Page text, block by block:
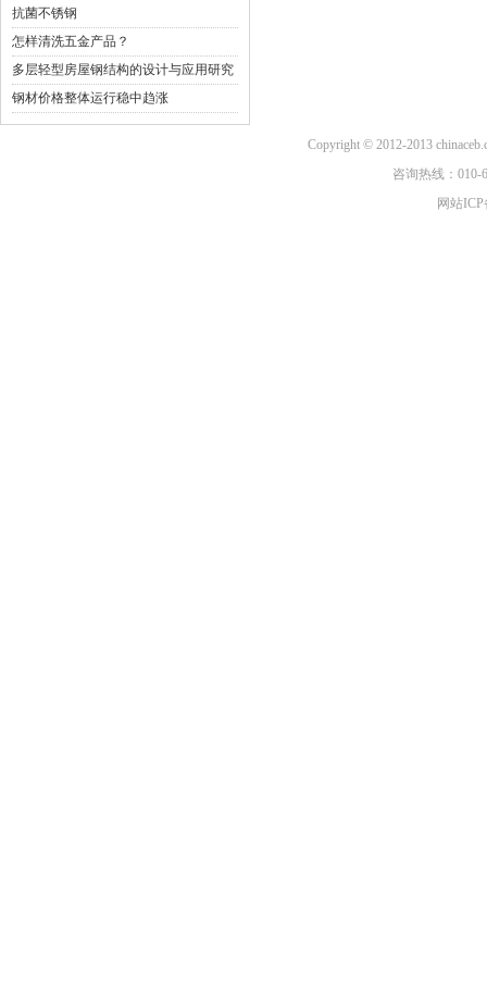
抗菌不锈钢
怎样清洗五金产品？
多层轻型房屋钢结构的设计与应用研究
钢材价格整体运行稳中趋涨
Copyright © 2012-2013
咨询热线：
网站